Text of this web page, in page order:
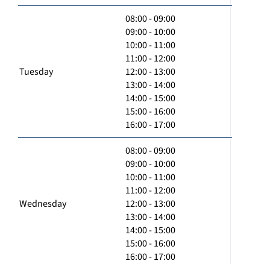
Tuesday
08:00 - 09:00
09:00 - 10:00
10:00 - 11:00
11:00 - 12:00
12:00 - 13:00
13:00 - 14:00
14:00 - 15:00
15:00 - 16:00
16:00 - 17:00
Wednesday
08:00 - 09:00
09:00 - 10:00
10:00 - 11:00
11:00 - 12:00
12:00 - 13:00
13:00 - 14:00
14:00 - 15:00
15:00 - 16:00
16:00 - 17:00